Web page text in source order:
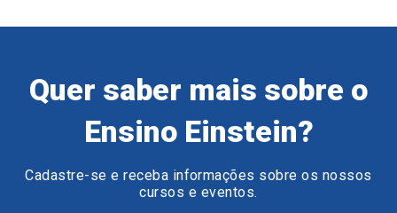
Quer saber mais sobre o
Ensino Einstein?
Cadastre-se e receba informações sobre os nossos
cursos e eventos.